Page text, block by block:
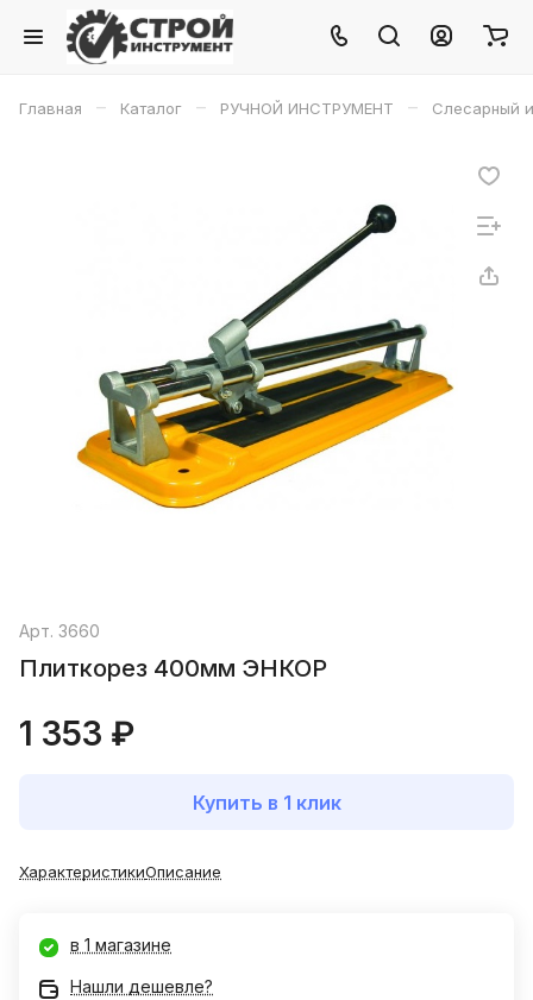
Главная – Каталог – РУЧНОЙ ИНСТРУМЕНТ – Слесарный
Арт. 3660
Плиткорез 400мм ЭНКОР
1 353 ₽
Купить в 1 клик
ХарактеристикиОписание
в 1 магазине
Нашли дешевле?